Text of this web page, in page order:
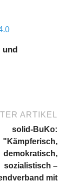
ARTIKEL
solid-BuKo:
"Kämpferisch,
demokratisch,
sozialistisch –
mit